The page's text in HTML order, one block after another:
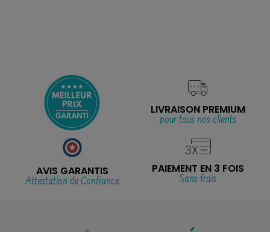
LIVRAISON PREMIUM
pour tous nos clients
AVIS GARANTIS
Attestation de Confiance
PAIEMENT EN 3 FOIS
Sans frais